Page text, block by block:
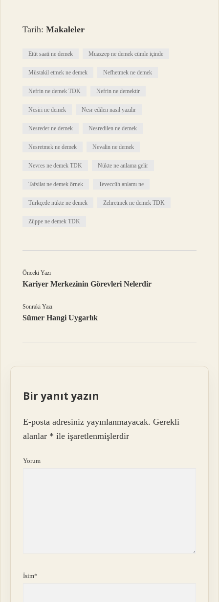
Tarih:Makaleler
Etüt saati ne demek Muazzep ne demek cümle içinde
Müstakil etmek ne demek Nefhetmek ne demek
Nefrin ne demek TDK Nefrin ne demektir
Nesiri ne demek Nesr edilen nasıl yazılır
Nesreder ne demek Nesredilen ne demek
Nesretmek ne demek Nevalin ne demek
Nevres ne demek TDK Nükte ne anlama gelir
Tafsilat ne demek örnek Teveccüh anlamı ne
Türkçede nükte ne demek Zehretmek ne demek TDK
Züppe ne demek TDK
Önceki Yazı
Kariyer Merkezinin Görevleri Nelerdir
Sonraki Yazı
Sümer Hangi Uygarlık
Bir yanıt yazın
E-posta adresiniz yayınlanmayacak. Gerekli
alanlar * ile işaretlenmişlerdir
Yorum
İsim*